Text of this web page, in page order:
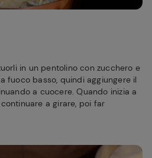
in un pentolino con zucchero e
fuoco basso, quindi aggiungere il
a cuocere. Quando inizia a
a girare, poi far